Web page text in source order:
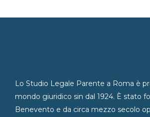
Lo Studio Legale Parente a Roma è
mondo giuridico sin dal 1924. È stato
Benevento e da circa mezzo secolo